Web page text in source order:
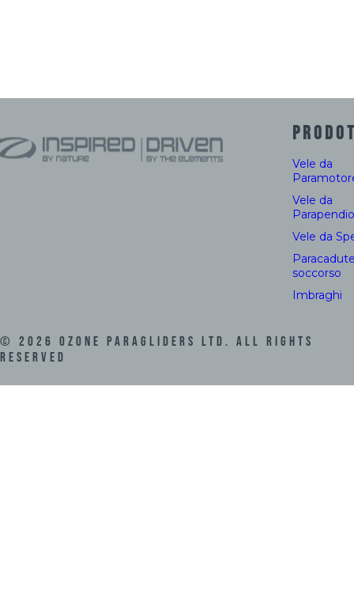
Vele da
Vele da
Parapendio
Vele da
soccorso
Imbraghi
© 2026 Ozone Paragliders LTD. All Rights
Reserved